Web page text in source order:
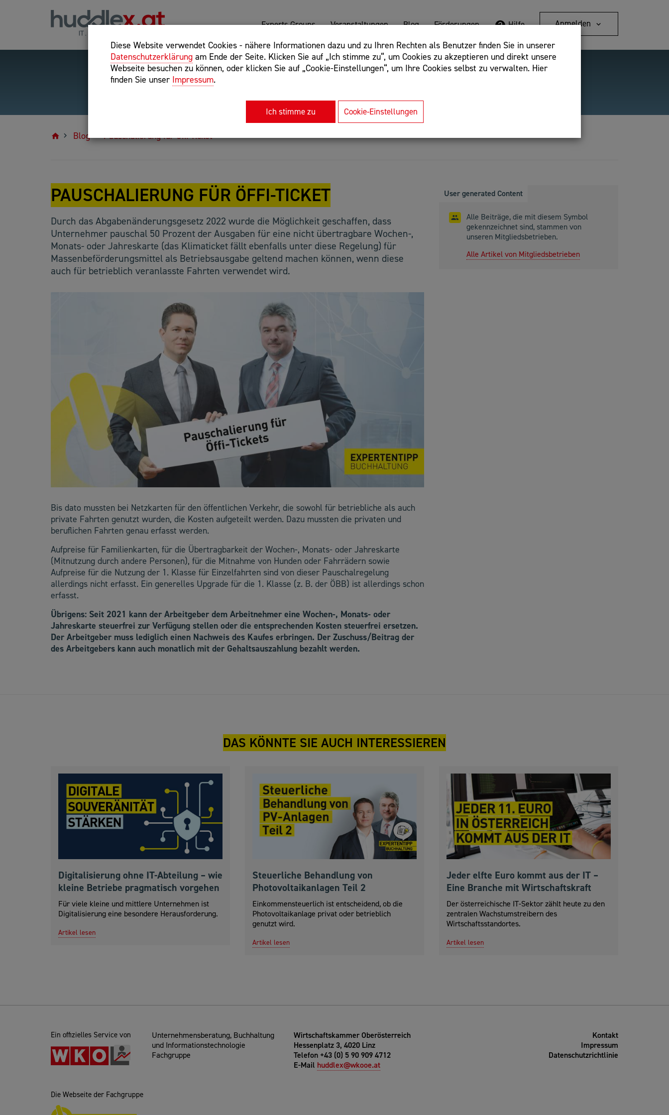
Diese Website verwendet Cookies - nähere Informationen dazu und zu Ihren Rechten als Benutzer finden Sie in unserer
Datenschutzerklärung am Ende der Seite. Klicken Sie auf „Ich stimme zu“, um Cookies zu akzeptieren und direkt unsere
Webseite besuchen zu können, oder klicken Sie auf „Cookie-Einstellungen“, um Ihre Cookies selbst zu verwalten. Hier
finden Sie unser Impressum.
Ich stimme zu Cookie-Einstellungen
Experts Groups Veranstaltungen Blog Förderungen Hilfe Anmelden
Hilfreiche Suchparameter: Begriff einschließen: +webshop, Begriff ausschließen: -webshop,
Exakter Suchbegriff: "internet of things"
Detailsuche
Blog Pauschalierung für Öffi-Ticket
PAUSCHALIERUNG FÜR ÖFFI-TICKET
Durch das Abgabenänderungsgesetz 2022 wurde die Möglichkeit geschaffen, dass
Unternehmer pauschal 50 Prozent der Ausgaben für eine nicht übertragbare Wochen-,
Monats- oder Jahreskarte (das Klimaticket fällt ebenfalls unter diese Regelung) für
Massenbeförderungsmittel als Betriebsausgabe geltend machen können, wenn diese
auch für betrieblich veranlasste Fahrten verwendet wird.
Bis dato mussten bei Netzkarten für den öffentlichen Verkehr, die sowohl für betriebliche als auch
private Fahrten genutzt wurden, die Kosten aufgeteilt werden. Dazu mussten die privaten und
beruflichen Fahrten genau erfasst werden.
Aufpreise für Familienkarten, für die Übertragbarkeit der Wochen-, Monats- oder Jahreskarte
(Mitnutzung durch andere Personen), für die Mitnahme von Hunden oder Fahrrädern sowie
Aufpreise für die Nutzung der 1. Klasse für Einzelfahrten sind von dieser Pauschalregelung
allerdings nicht erfasst. Ein generelles Upgrade für die 1. Klasse (z. B. der ÖBB) ist allerdings schon
erfasst.
Übrigens: Seit 2021 kann der Arbeitgeber dem Arbeitnehmer eine Wochen-, Monats- oder
Jahreskarte steuerfrei zur Verfügung stellen oder die entsprechenden Kosten steuerfrei ersetzen.
Der Arbeitgeber muss lediglich einen Nachweis des Kaufes erbringen. Der Zuschuss/Beitrag der
des Arbeitgebers kann auch monatlich mit der Gehaltsauszahlung bezahlt werden.
User generated Content
Alle Beiträge, die mit diesem Symbol
gekennzeichnet sind, stammen von
unseren Mitgliedsbetrieben.
Alle Artikel von Mitgliedsbetrieben
DAS KÖNNTE SIE AUCH INTERESSIEREN
Digitalisierung ohne IT-Abteilung – wie
kleine Betriebe pragmatisch vorgehen
Für viele kleine und mittlere Unternehmen ist
Digitalisierung eine besondere Herausforderung.
Artikel lesen
Steuerliche Behandlung von
Photovoltaikanlagen Teil 2
Einkommensteuerlich ist entscheidend, ob die
Photovoltaikanlage privat oder betrieblich
genutzt wird.
Artikel lesen
Jeder elfte Euro kommt aus der IT –
Eine Branche mit Wirtschaftskraft
Der österreichische IT-Sektor zählt heute zu den
zentralen Wachstumstreibern des
Wirtschaftsstandortes.
Artikel lesen
Ein offizielles Service von
Unternehmensberatung, Buchhaltung
und Informationstechnologie
Fachgruppe
Wirtschaftskammer Oberösterreich
Hessenplatz 3, 4020 Linz
Telefon +43 (0) 5 90 909 4712
E-Mail huddlex@wkooe.at
Kontakt
Impressum
Datenschutzrichtlinie
Die Webseite der Fachgruppe